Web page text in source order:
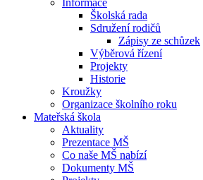
Informace
Školská rada
Sdružení rodičů
Zápisy ze schůzek
Výběrová řízení
Projekty
Historie
Kroužky
Organizace školního roku
Mateřská škola
Aktuality
Prezentace MŠ
Co naše MŠ nabízí
Dokumenty MŠ